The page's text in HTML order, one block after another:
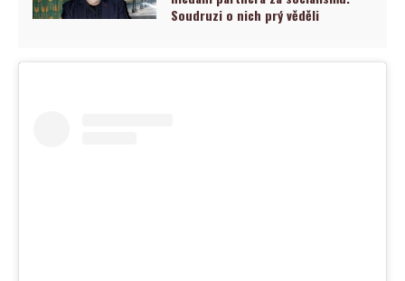
Soudruzi o nich prý věděli